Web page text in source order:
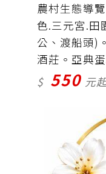
農村生態導
色.三元宮.田
公、渡船頭)
酒莊。亞典
550元(鐵牛車
$ 550 元